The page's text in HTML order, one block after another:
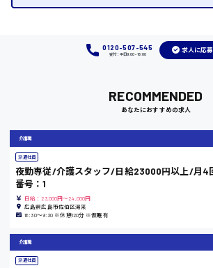
竹原市
熊本県
時給1300円〜
0120-507-545
受付：平日9:00 - 18:00
求人に応募
RECOMMENDED
あなたにおすすめの求人
介護職
派遣社員
夜勤専従/介護スタッフ/日給23000円以上/月4
番号：1
日給：23,000円～24,000円
広島県広島市佐伯区湯来
16:30〜9:30 ※休憩120分 ※仮眠有
介護職
派遣社員